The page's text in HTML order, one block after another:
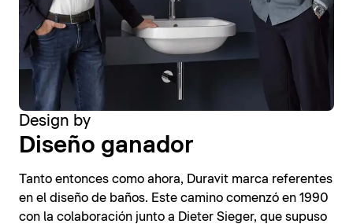
Design by
Diseño ganador
Tanto entonces como ahora, Duravit marca referentes
en el diseño de baños. Este camino comenzó en 1990
con la colaboración junto a Dieter Sieger, que supuso